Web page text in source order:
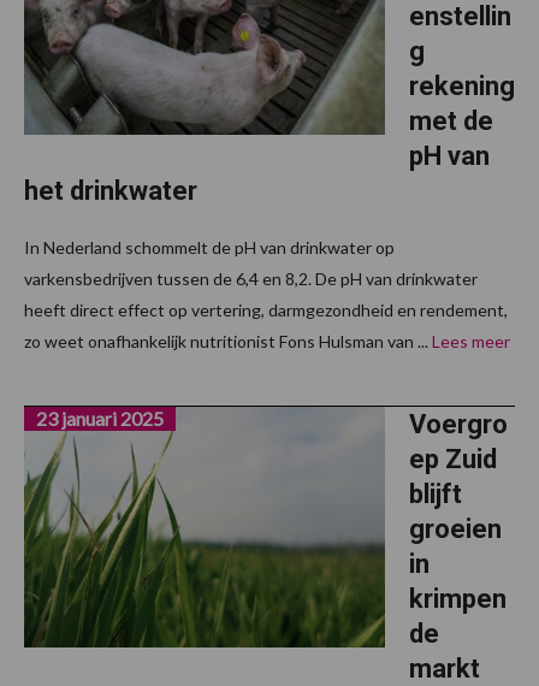
enstellin
g
rekening
met de
pH van
het drinkwater
In Nederland schommelt de pH van drinkwater op
varkensbedrijven tussen de 6,4 en 8,2. De pH van drinkwater
heeft direct effect op vertering, darmgezondheid en rendement,
zo weet onafhankelijk nutritionist Fons Hulsman van ... Lees meer
Voergro
ep Zuid
blijft
groeien
in
krimpen
de
markt
23 januari 2025